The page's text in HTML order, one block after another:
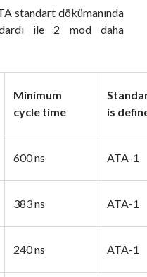
standart dökümanında
ile 2 mod daha
Minimum
cycle time
is
600 ns ATA-1
383 ns ATA-1
240 ns ATA-1